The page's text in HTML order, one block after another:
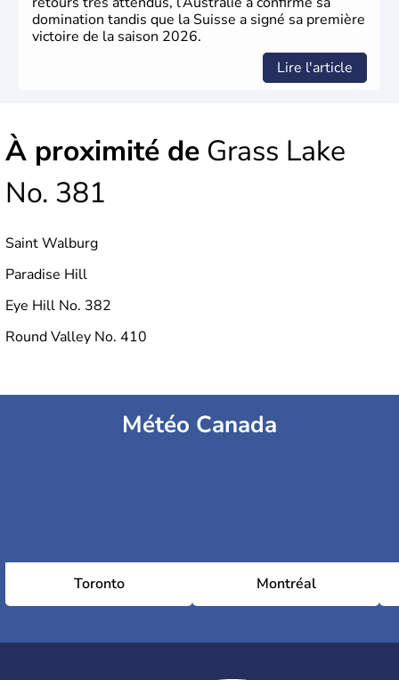
domination tandis que la Suisse a signé sa première
victoire de la saison 2026.
Lire l'article
À proximité de Grass Lake
No. 381
Saint Walburg
Paradise Hill
Eye Hill No. 382
Round Valley No. 410
Météo Canada
Toronto Montréal